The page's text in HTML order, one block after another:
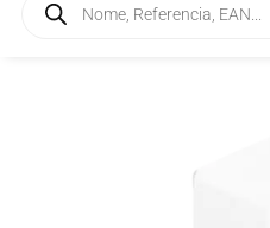
Início / Instalação / Calhas Técnicas